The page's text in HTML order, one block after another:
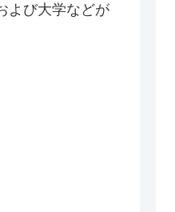
よび大学などが